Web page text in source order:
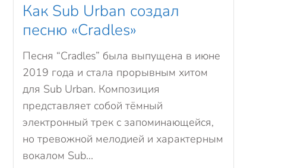
Как Sub Urban создал
песню «Cradles»
Песня “Cradles” была выпущена в июне
2019 года и стала прорывным хитом
для Sub Urban. Композиция
представляет собой тёмный
электронный трек с запоминающейся,
но тревожной мелодией и характерным
вокалом Sub...